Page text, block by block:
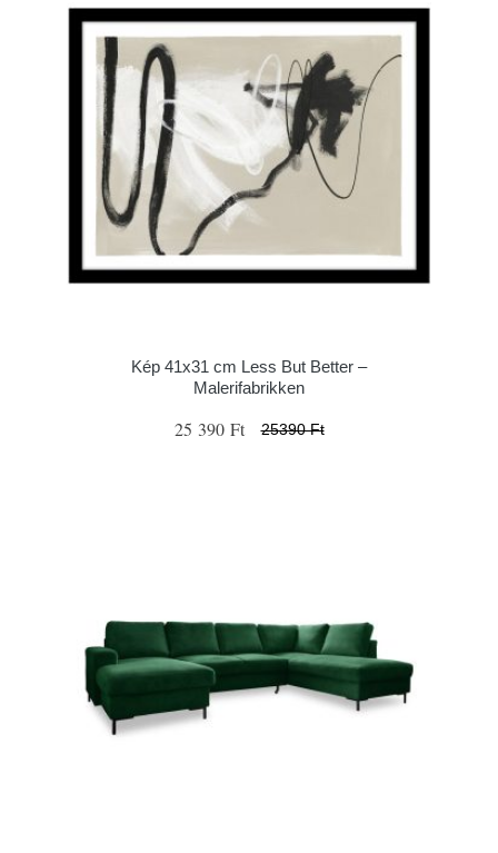
Kép 41x31 cm Less But Better –
Malerifabrikken
25 390 Ft 25390 Ft